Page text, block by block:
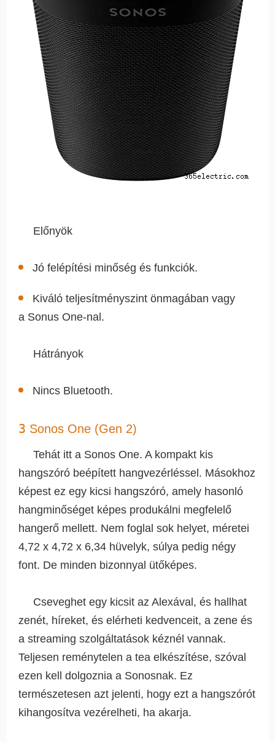
Előnyök
Jó felépítési minőség és funkciók.
Kiváló teljesítményszint önmagában vagy
a Sonus One-nal.
Hátrányok
Nincs Bluetooth.
3 Sonos One (Gen 2)
Tehát itt a Sonos One. A kompakt kis
hangszóró beépített hangvezérléssel. Másokhoz
képest ez egy kicsi hangszóró, amely hasonló
hangminőséget képes produkálni megfelelő
hangerő mellett. Nem foglal sok helyet, méretei
4,72 x 4,72 x 6,34 hüvelyk, súlya pedig négy
font. De minden bizonnyal ütőképes.
Cseveghet egy kicsit az Alexával, és hallhat
zenét, híreket, és elérheti kedvenceit, a zene és
a streaming szolgáltatások kéznél vannak.
Teljesen reménytelen a tea elkészítése, szóval
ezen kell dolgoznia a Sonosnak. Ez
természetesen azt jelenti, hogy ezt a hangszórót
kihangosítva vezérelheti, ha akarja.